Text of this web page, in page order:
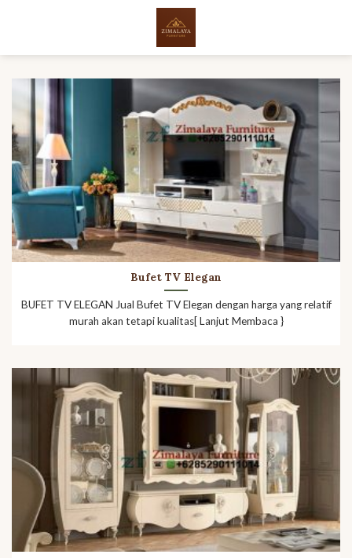
Bufet TV Elegan
BUFET TV ELEGAN Jual Bufet TV Elegan dengan harga yang relatif
murah akan tetapi kualitas[ Lanjut Membaca }